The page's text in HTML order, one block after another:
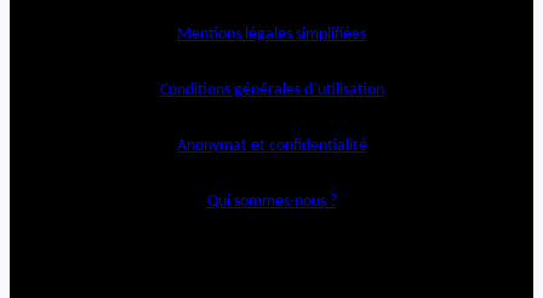
Mentions légales simplifiées
Conditions générales d’utilisation
Anonymat et confidentialité
Qui sommes-nous ?